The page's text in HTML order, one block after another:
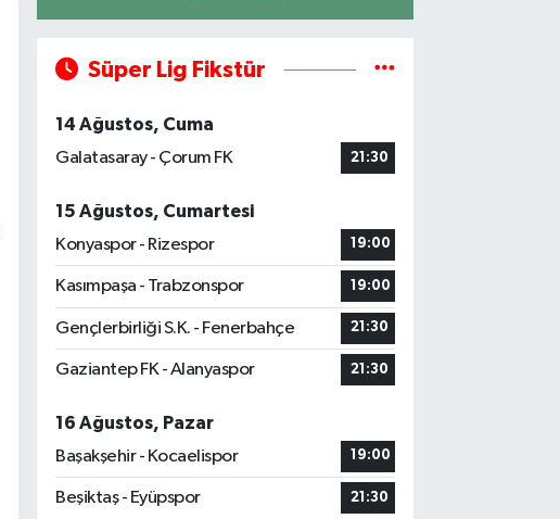
Süper Lig Fikstür
14 Ağustos, Cuma
Galatasaray - Çorum FK
21:30
15 Ağustos, Cumartesi
Konyaspor - Rizespor
19:00
Kasımpaşa - Trabzonspor 19:00
Gençlerbirliği S.K. - Fenerbahçe 21:30
Gaziantep FK - Alanyaspor 21:30
16 Ağustos, Pazar
Başakşehir - Kocaelispor
19:00
Beşiktaş - Eyüpspor 21:30